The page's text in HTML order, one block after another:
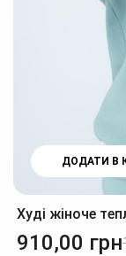
ДОДАТИ В
Худі жіноче
910,00 грн